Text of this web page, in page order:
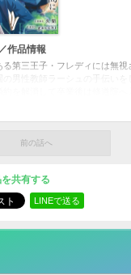
作品情報
る第三王子・フレディには無
の男性教師ラーシュの手伝い
た寝をしていた最中、突然キ
うたた寝している
ル 女性
誌
前の話へ
共有する
LINEで送る